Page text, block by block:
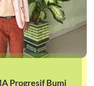
Progresif Bumi